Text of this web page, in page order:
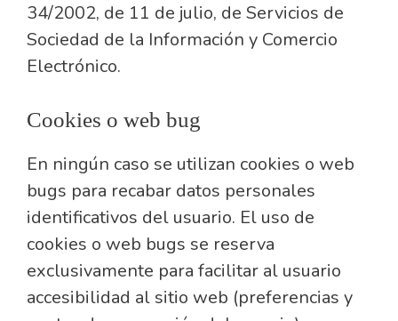
34/2002, de 11 de julio, de Servicios de
Sociedad de la Información y Comercio
Electrónico.
Cookies o web bug
En ningún caso se utilizan cookies o web
bugs para recabar datos personales
identificativos del usuario. El uso de
cookies o web bugs se reserva
exclusivamente para facilitar al usuario
accesibilidad al sitio web (preferencias y